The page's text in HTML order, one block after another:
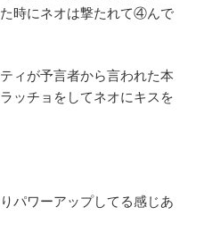
時にネオは撃たれて④んで
ィが予言者から言われた本
ッチョをしてネオにキスを
パワーアップしてる感じあ